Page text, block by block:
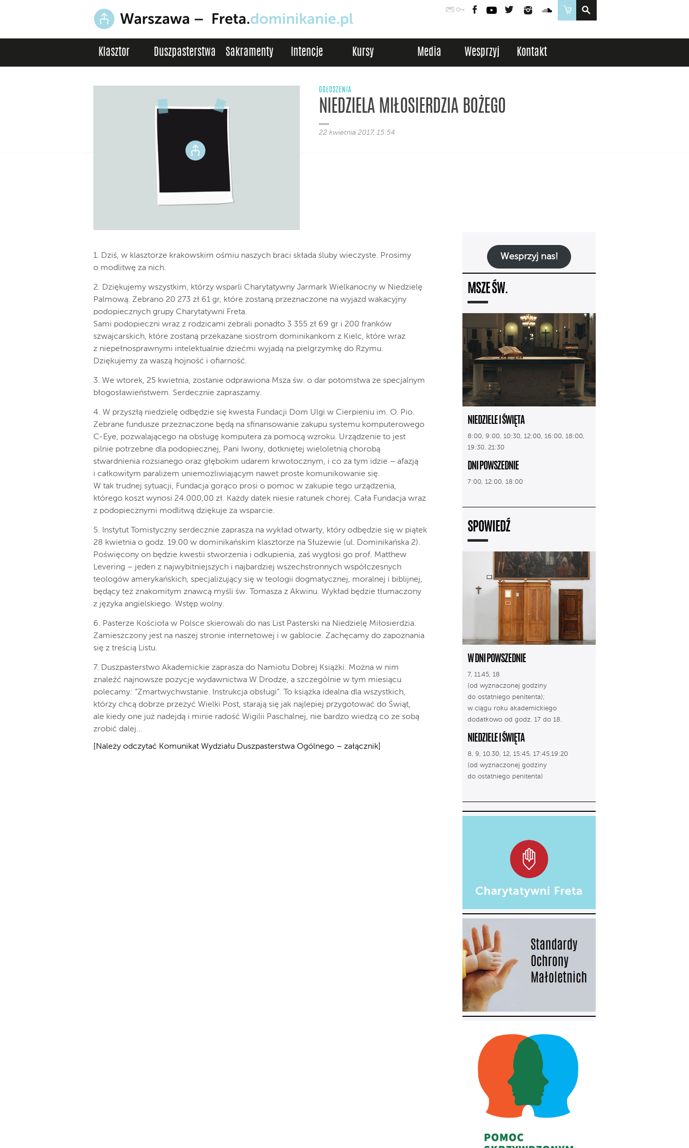
PocztaLogowanie
FacebookYouTubeTwitter InstagramSoundCloud
Sklep
Klasztor Duszpasterstwa Sakramenty Intencje Kursy Media Wesprzyj Kontakt
OGŁOSZENIA
NIEDZIELA MIŁOSIERDZIA BOŻEGO
22 kwietnia 2017, 15:54
1. Dziś, w klasztorze krakowskim ośmiu naszych braci składa śluby wieczyste. Prosimy
o modlitwę za nich.
2. Dziękujemy wszystkim, którzy wsparli Charytatywny Jarmark Wielkanocny w Niedzielę
Palmową. Zebrano 20 273 zł 61 gr, które zostaną przeznaczone na wyjazd wakacyjny
podopiecznych grupy Charytatywni Freta.
Sami podopieczni wraz z rodzicami zebrali ponadto 3 355 zł 69 gr i 200 franków
szwajcarskich, które zostaną przekazane siostrom dominikankom z Kielc, które wraz
z niepełnosprawnymi intelektualnie dziećmi wyjadą na pielgrzymkę do Rzymu.
Dziękujemy za waszą hojność i ofiarność.
3. We wtorek, 25 kwietnia, zostanie odprawiona Msza św. o dar potomstwa ze specjalnym
błogosławieństwem. Serdecznie zapraszamy.
4. W przyszłą niedzielę odbędzie się kwesta Fundacji Dom Ulgi w Cierpieniu im. O. Pio.
Zebrane fundusze przeznaczone będą na sfinansowanie zakupu systemu komputerowego
C-Eye, pozwalającego na obsługę komputera za pomocą wzroku. Urządzenie to jest
pilnie potrzebne dla podopiecznej, Pani Iwony, dotkniętej wieloletnią chorobą
stwardnienia rozsianego oraz głębokim udarem krwotocznym, i co za tym idzie – afazją
i całkowitym paraliżem uniemożliwiającym nawet proste komunikowanie się.
W tak trudnej sytuacji, Fundacja gorąco prosi o pomoc w zakupie tego urządzenia,
którego koszt wynosi 24.000,00 zł. Każdy datek niesie ratunek chorej. Cała Fundacja wraz
z podopiecznymi modlitwą dziękuje za wsparcie.
5. Instytut Tomistyczny serdecznie zaprasza na wykład otwarty, który odbędzie się w piątek
28 kwietnia o godz. 19.00 w dominikańskim klasztorze na Służewie (ul. Dominikańska 2).
Poświęcony on będzie kwestii stworzenia i odkupienia, zaś wygłosi go prof. Matthew
Levering – jeden z najwybitniejszych i najbardziej wszechstronnych współczesnych
teologów amerykańskich, specjalizujący się w teologii dogmatycznej, moralnej i biblijnej,
będący też znakomitym znawcą myśli św. Tomasza z Akwinu. Wykład będzie tłumaczony
z języka angielskiego. Wstęp wolny.
6. Pasterze Kościoła w Polsce skierowali do nas List Pasterski na Niedzielę Miłosierdzia.
Zamieszczony jest na naszej stronie internetowej i w gablocie. Zachęcamy do zapoznania
się z treścią Listu.
7. Duszpasterstwo Akademickie zaprasza do Namiotu Dobrej Książki. Można w nim
znaleźć najnowsze pozycje wydawnictwa W Drodze, a szczególnie w tym miesiącu
polecamy: “Zmartwychwstanie. Instrukcja obsługi”. To książka idealna dla wszystkich,
którzy chcą dobrze przeżyć Wielki Post, starają się jak najlepiej przygotować do Świąt,
ale kiedy one już nadejdą i minie radość Wigilii Paschalnej, nie bardzo wiedzą co ze sobą
zrobić dalej…
[Należy odczytać Komunikat Wydziału Duszpasterstwa Ogólnego – załącznik]
Wesprzyj nas!
MSZE ŚW.
NIEDZIELE I ŚWIĘTA
8:00, 9:00, 10:30, 12:00, 16:00, 18:00,
19:30, 21:30
DNI POWSZEDNIE
7:00, 12:00, 18:00
SPOWIEDŹ
W DNI POWSZEDNIE
7, 11.45, 18
(od wyznaczonej godziny
do ostatniego penitenta);
w ciągu roku akademickiego
dodatkowo od godz. 17 do 18.
NIEDZIELE I ŚWIĘTA
8, 9, 10.30, 12, 15:45, 17:45,19:20
(od wyznaczonej godziny
do ostatniego penitenta)